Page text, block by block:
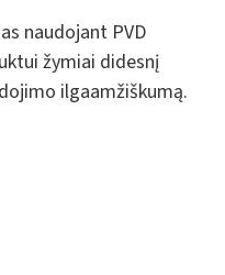
naudojant PVD
žymiai didesnį
ilgaamžiškumą.